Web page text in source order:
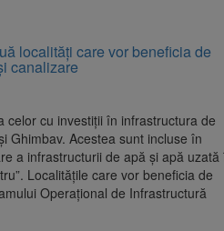
intră în renovare. Contract de
ale Brașovului va fi amenajat în
Poiana Brașov după un accident.
localități care vor beneficia de
canalizare
celor cu investiții în infrastructura de
Ghimbav. Acestea sunt incluse în
a infrastructurii de apă și apă uzată
Localitățile care vor beneficia de
Operațional de Infrastructură